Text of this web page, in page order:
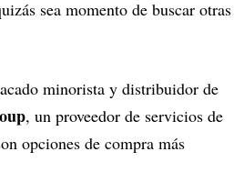
sea momento de buscar otras
minorista y distribuidor de
, un proveedor de servicios de
opciones de compra más